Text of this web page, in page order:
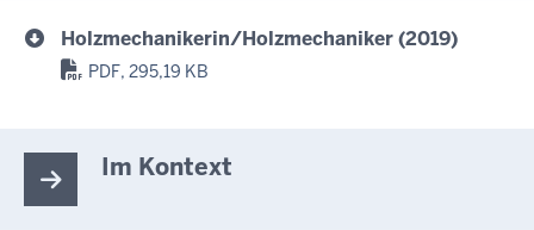
Holzmechanikerin/Holzmechaniker (2019)
PDF, 295,19 KB
Im Kontext